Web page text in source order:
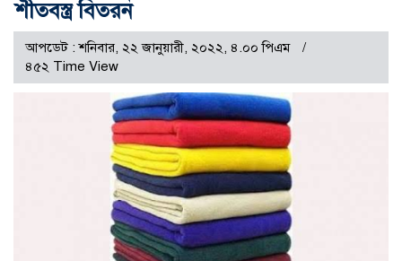
শীতবস্ত্র বিতরন
আপডেট : শনিবার, ২২ জানুয়ারী, ২০২২, ৪.০০ পিএম
৪৫২ Time View